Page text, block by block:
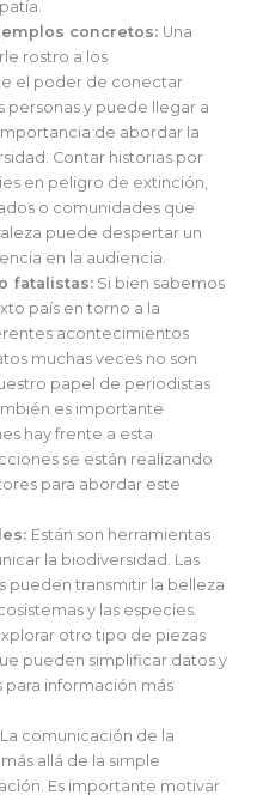
concretos: Una
rostro a los
el poder de conectar
personas y puede llegar a
de abordar la
Contar historias por
en peligro de extinción,
o comunidades que
puede despertar un
en la audiencia.
fatalistas: Si bien sabemos
país en torno a la
acontecimientos
muchas veces no son
papel de periodistas
es importante
hay frente a esta
se están realizando
para abordar este
Están son herramientas
la biodiversidad. Las
pueden transmitir la belleza
y las especies.
otro tipo de piezas
pueden simplificar datos y
información más
La comunicación de la
allá de la simple
Es importante motivar